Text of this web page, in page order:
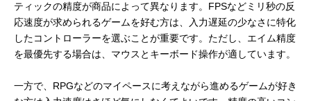
ティックの精度が商品によって異なります。FPSなどミリ秒の反
応速度が求められるゲームを好む方は、入力遅延の少なさに特化
したコントローラーを選ぶことが重要です。ただし、エイム精度
を最優先する場合は、マウスとキーボード操作が適しています。
一方で、RPGなどのマイペースに考えながら進めるゲームが好き